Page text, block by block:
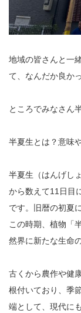
地域の皆さんと一
て、なんだか良か
ところでみなさん
半夏生とは？意味
半夏生（はんげし
から数えて11日目
です。旧暦の初夏
この時期、植物「
然界に新たな生命
古くから農作や健
根付いており、季
端として、現代に